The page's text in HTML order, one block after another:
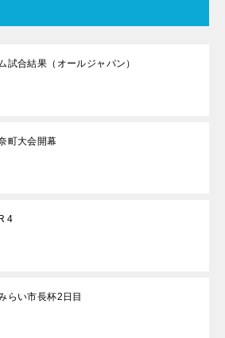
試合結果（オールジャパン）
町大会開幕
4
らい市長杯2日目